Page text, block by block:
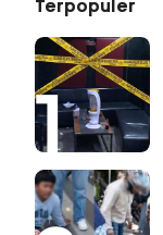
Terpopuler